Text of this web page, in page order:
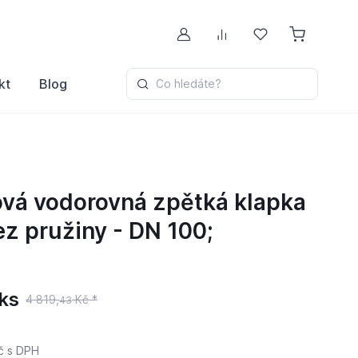
Můj účetPorovnávání
Oblíbené
Blog Co hledáte?
vodorovná zpětká klapka
pružiny - DN 100;
4 819,43Kč *
s DPH